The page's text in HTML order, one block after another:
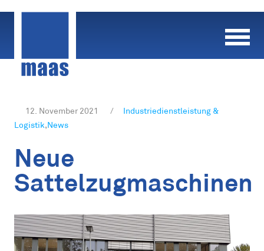
12. November 2021 /
Industriedienstleistung &
Logistik,News
Neue
Sattelzugmaschinen